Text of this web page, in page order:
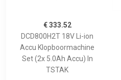
€ 333.52
DCD800H2T 18V Li-ion
Accu Klopboormachine
Set (2x 5.0Ah Accu) In
TSTAK